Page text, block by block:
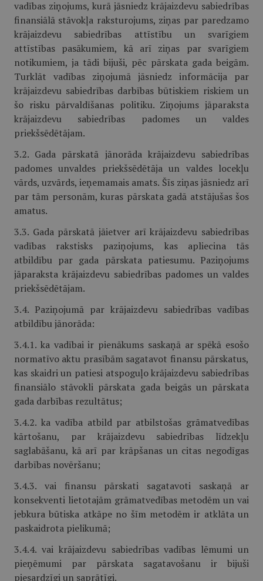
vadības ziņojums, kurā jāsniedz krājaizdevu sabiedrības
finansiālā stāvokļa raksturojums, ziņas par paredzamo
krājaizdevu sabiedrības attīstību un svarīgiem
attīstības pasākumiem, kā arī ziņas par svarīgiem
notikumiem, ja tādi bijuši, pēc pārskata gada beigām.
Turklāt vadības ziņojumā jāsniedz informācija par
krājaizdevu sabiedrības darbības būtiskiem riskiem un
šo risku pārvaldīšanas politiku. Ziņojums jāparaksta
krājaizdevu sabiedrības padomes un valdes
priekšsēdētājam.
3.2. Gada pārskatā jānorāda krājaizdevu sabiedrības
padomes unvaldes priekšsēdētāja un valdes locekļu
vārds, uzvārds, ieņemamais amats. Šīs ziņas jāsniedz arī
par tām personām, kuras pārskata gadā atstājušas šos
amatus.
3.3. Gada pārskatā jāietver arī krājaizdevu sabiedrības
vadības rakstisks paziņojums, kas apliecina tās
atbildību par gada pārskata patiesumu. Paziņojums
jāparaksta krājaizdevu sabiedrības padomes un valdes
priekšsēdētājam.
3.4. Paziņojumā par krājaizdevu sabiedrības vadības
atbildību jānorāda:
3.4.1. ka vadībai ir pienākums saskaņā ar spēkā esošo
normatīvo aktu prasībām sagatavot finansu pārskatus,
kas skaidri un patiesi atspoguļo krājaizdevu sabiedrības
finansiālo stāvokli pārskata gada beigās un pārskata
gada darbības rezultātus;
3.4.2. ka vadība atbild par atbilstošas grāmatvedības
kārtošanu, par krājaizdevu sabiedrības līdzekļu
saglabāšanu, kā arī par krāpšanas un citas negodīgas
darbības novēršanu;
3.4.3. vai finansu pārskati sagatavoti saskaņā ar
konsekventi lietotajām grāmatvedības metodēm un vai
jebkura būtiska atkāpe no šīm metodēm ir atklāta un
paskaidrota pielikumā;
3.4.4. vai krājaizdevu sabiedrības vadības lēmumi un
pieņēmumi par pārskata sagatavošanu ir bijuši
piesardzīgi un saprātīgi.